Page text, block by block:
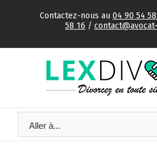
Contactez-nous au 04 90 54
58 16 /
Aller à...